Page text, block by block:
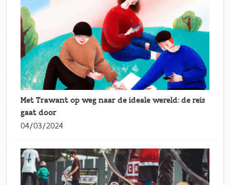
Met Trawant op weg naar de ideale wereld: de reis
gaat door
04/03/2024